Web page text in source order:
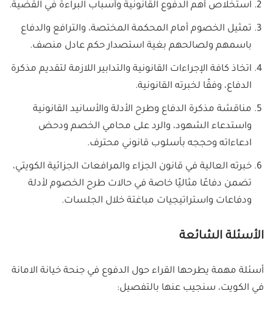
استخلاص أهم الدفوع القانونية وأسباب البراءة في القضية.
تمثيل الخصوم أمام المحكمة المختصة، والترافع والدفاع
باسمهم ولصالحهم بغية استصدار حكم عادل منصف.
اتخاذ كافة الإجراءات القانونية والتدابير اللازمة لتقديم مذكرة
الدفاع، وفقًا لخبرته القانونية.
مناقشة مذكرة الدفاع وطرح الأدلة والأسانيد القانونية
واستدعاء الشهود، والرد على محامي الخصم ودحض
ادعاءاته وحججه بأسلوب قانوني محترف.
خبرته العالية في قانون الجزاء والمرافعات الجزائية الكويتي،
تضمن دفاعًا مثاليًا خاصة في حالات طرح الخصوم لأدلة
ودفاعات واستراتيجيات مباغتة خلال الجلسات.
الأسئلة الشائعة
أسئلة مهمة يطرحها القراء حول الدفوع في جنحة خيانة الامانة
في الكويت، سنجيب عنها بالتفصيل: